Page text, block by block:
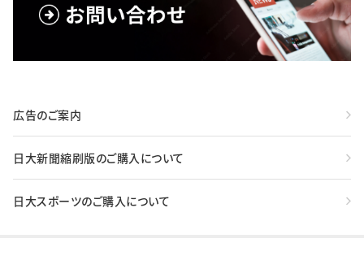
広告のご案内
日大新聞縮刷版のご購入について
日大スポーツのご購入について